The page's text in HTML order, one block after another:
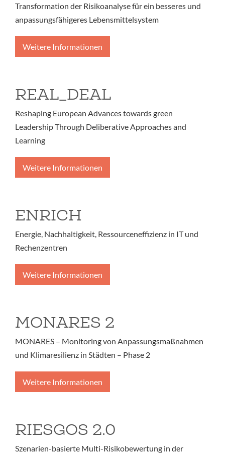
Transformation der Risikoanalyse für ein besseres und
anpassungsfähigeres Lebensmittelsystem
Weitere Informationen
REAL_DEAL
Reshaping European Advances towards green
Leadership Through Deliberative Approaches and
Learning
Weitere Informationen
ENRICH
Energie, Nachhaltigkeit, Ressourceneffizienz in IT und
Rechenzentren
Weitere Informationen
MONARES 2
MONARES – Monitoring von Anpassungsmaßnahmen
und Klimaresilienz in Städten – Phase 2
Weitere Informationen
RIESGOS 2.0
Szenarien-basierte Multi-Risikobewertung in der